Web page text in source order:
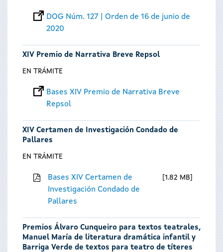
DOG Núm. 127 | Orden de 16 de junio de
2020
XIV Premio de Narrativa Breve Repsol
EN TRÁMITE
Bases XIV Premio de Narrativa Breve
Repsol
XIV Certamen de Investigación Condado de
Pallares
EN TRÁMITE
Bases XIV Certamen de
Investigación Condado de
Pallares
1.82 MB
Premios Álvaro Cunqueiro para textos teatrales,
Manuel María de literatura dramática infantil y
Barriga Verde de textos para teatro de títeres